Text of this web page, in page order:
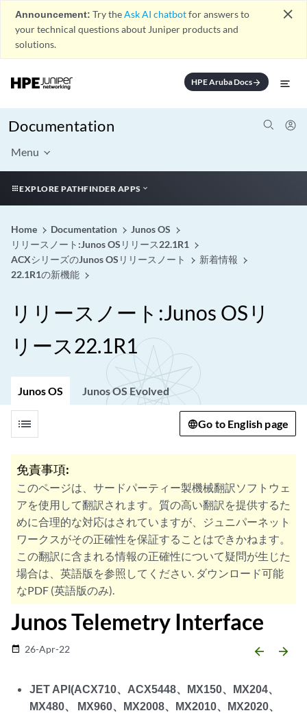
Announcement: Try theAsk AI chatbotfor answers to
your technical questions about Juniper products and
solutions.
close
HPE Aruba Docsarrow_forward
Documentation
Menu
EXPLORE PATHFINDER APPS
Home Documentation
Junos OS
リリースノート:Junos OSリリース22.1R1
ACXシリーズのJunos OSリリースノート
新着情報
22.1R1の新機能
リリースノート:Junos OSリ
リース22.1R1
Junos OS Junos OS Evolved
list Go to English page
免責事項:
このページは、サードパーティー製機械翻訳ソフトウェ
アを使用して翻訳されます。質の高い翻訳を提供するた
めに合理的な対応はされていますが、ジュニパーネット
ワークスがその正確性を保証することはできかねます。
この翻訳に含まれる情報の正確性について疑問が生じた
場合は、英語版を参照してください. ダウンロード可能
なPDF (英語版のみ).
Junos Telemetry Interface
date_range 26-Apr-22 arrow_backward arrow_forward
JET API(ACX710、ACX5448、MX150、MX204、
MX480、 MX960、MX2008、MX2010、MX2020、